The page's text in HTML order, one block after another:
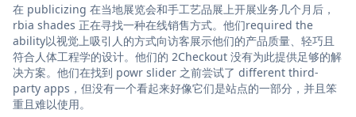
在 publicizing 在当地展览会和手工艺品展上开展业务几个月后，
rbia shades 正在寻找一种在线销售方式。他们required the
ability以视觉上吸引人的方式向访客展示他们的产品质量、轻巧且
符合人体工程学的设计。他们的 2Checkout 没有为此提供足够的解
决方案。他们在找到 powr slider 之前尝试了 different third-
party apps，但没有一个看起来好像它们是站点的一部分，并且笨
重且难以使用。